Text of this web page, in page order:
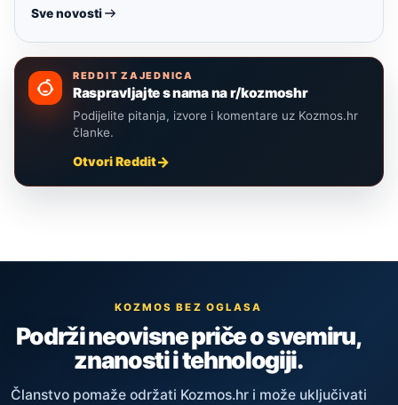
Sve novosti
REDDIT ZAJEDNICA
Raspravljajte s nama na r/kozmoshr
Podijelite pitanja, izvore i komentare uz Kozmos.hr
članke.
Otvori Reddit
KOZMOS BEZ OGLASA
Podrži neovisne priče o svemiru,
znanosti i tehnologiji.
Članstvo pomaže održati Kozmos.hr i može uključivati